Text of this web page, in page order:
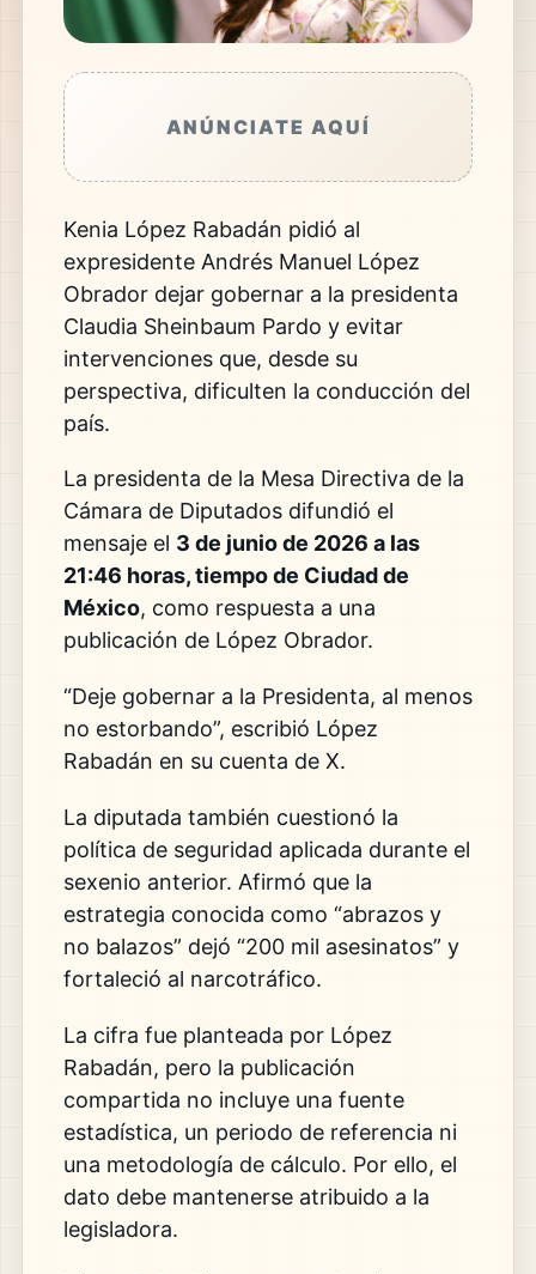
ANÚNCIATE AQUÍ
Kenia López Rabadán pidió al
expresidente Andrés Manuel López
Obrador dejar gobernar a la presidenta
Claudia Sheinbaum Pardo y evitar
intervenciones que, desde su
perspectiva, dificulten la conducción del
país.
La presidenta de la Mesa Directiva de la
Cámara de Diputados difundió el
mensaje el 3 de junio de 2026 a las
21:46 horas, tiempo de Ciudad de
México, como respuesta a una
publicación de López Obrador.
“Deje gobernar a la Presidenta, al menos
no estorbando”, escribió López
Rabadán en su cuenta de X.
La diputada también cuestionó la
política de seguridad aplicada durante el
sexenio anterior. Afirmó que la
estrategia conocida como “abrazos y
no balazos” dejó “200 mil asesinatos” y
fortaleció al narcotráfico.
La cifra fue planteada por López
Rabadán, pero la publicación
compartida no incluye una fuente
estadística, un periodo de referencia ni
una metodología de cálculo. Por ello, el
dato debe mantenerse atribuido a la
legisladora.